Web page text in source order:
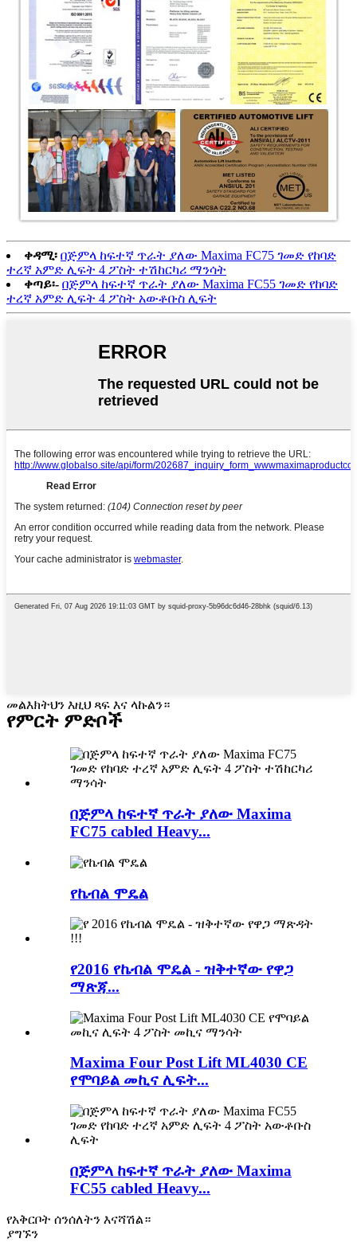
ቀዳሚ፡ በጅምላ ከፍተኛ ጥራት ያለው Maxima FC75 ገመድ የከባድ
ተረኛ አምድ ሊፍት 4 ፖስት ተሽከርካሪ ማንሳት
ቀጣይ፡- በጅምላ ከፍተኛ ጥራት ያለው Maxima FC55 ገመድ የከባድ
ተረኛ አምድ ሊፍት 4 ፖስት አውቶቡስ ሊፍት
መልእክትህን እዚህ ጻፍ እና ላኩልን።
የምርት ምድቦች
በጅምላ ከፍተኛ ጥራት ያለው Maxima
FC75 cabled Heavy...
የኬብል ሞዴል
የ2016 የኬብል ሞዴል - ዝቅተኛው የዋጋ
ማጽጃ...
Maxima Four Post Lift ML4030 CE
የሞባይል መኪና ሊፍት...
በጅምላ ከፍተኛ ጥራት ያለው Maxima
FC55 cabled Heavy...
የአቅርቦት ሰንሰለትን እናሻሽል።
ያግኙን